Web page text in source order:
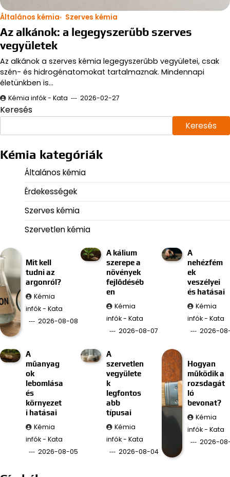
Általános kémia Szerves kémia
Az alkánok: a legegyszerűbb szerves
vegyületek
Az alkánok a szerves kémia legegyszerűbb vegyületei, csak
szén- és hidrogénatomokat tartalmaznak. Mindennapi
életünkben is…
Kémia infók - Kata 2026-02-27
Keresés
Keresés
Kémia kategóriák
Általános kémia
Érdekességek
Szerves kémia
Szervetlen kémia
Mit kell
tudni az
argonról?
Kémia
infók - Kata
2026-08-08
A kálium
szerepe a
növények
fejlődéséb
en
Kémia
infók - Kata
2026-08-07
A
nehézfém
ek
veszélyei
és hatásai
Kémia
infók - Kata
2026-
A
műanyag
ok
lebomlása
és
környezet
i hatásai
Kémia
infók - Kata
2026-08-05
A
szervetlen
vegyülete
k
legfontos
abb
típusai
Kémia
infók - Kata
2026-08-04
Hogyan
működik a
rozsdagát
ló
bevonat?
Kémia
infók - Kata
2026-